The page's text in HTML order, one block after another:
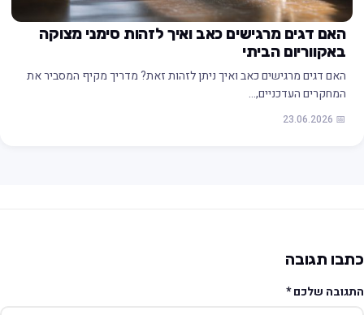
האם דגים מרגישים כאב ואיך לזהות סימני מצוקה
באקווריום הביתי
האם דגים מרגישים כאב ואיך ניתן לזהות זאת? מדריך מקיף המסביר את
המחקרים העדכניים,…
📅 23.06.2026
תגובה
שלכם*